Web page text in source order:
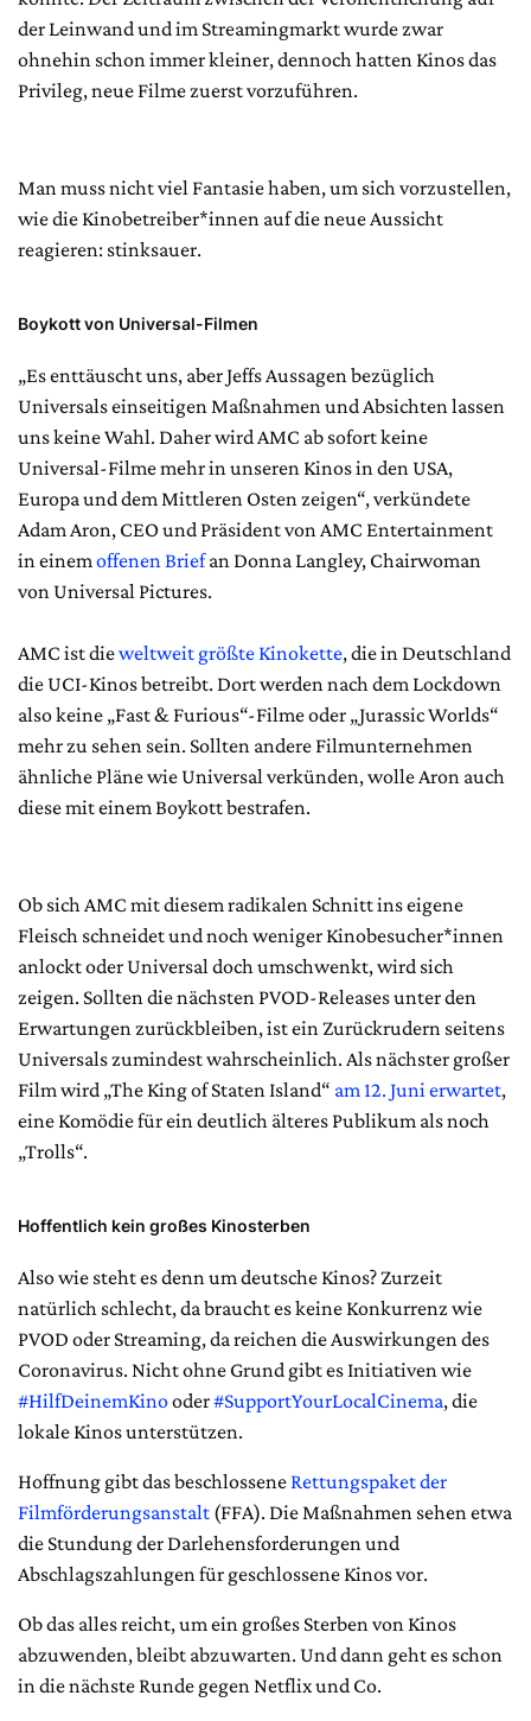
der Leinwand und im Streamingmarkt wurde zwar
ohnehin schon immer kleiner, dennoch hatten Kinos das
Privileg, neue Filme zuerst vorzuführen.
Man muss nicht viel Fantasie haben, um sich vorzustellen,
wie die Kinobetreiber*innen auf die neue Aussicht
reagieren: stinksauer.
Boykott von Universal-Filmen
„Es enttäuscht uns, aber Jeffs Aussagen bezüglich
Universals einseitigen Maßnahmen und Absichten lassen
uns keine Wahl. Daher wird AMC ab sofort keine
Universal-Filme mehr in unseren Kinos in den USA,
Europa und dem Mittleren Osten zeigen“, verkündete
Adam Aron, CEO und Präsident von AMC Entertainment
in einemoffenen Briefan Donna Langley, Chairwoman
von Universal Pictures.
AMC ist dieweltweit größte Kinokette, die in Deutschland
die UCI-Kinos betreibt. Dort werden nach dem Lockdown
also keine „Fast & Furious“-Filme oder „Jurassic Worlds“
mehr zu sehen sein. Sollten andere Filmunternehmen
ähnliche Pläne wie Universal verkünden, wolle Aron auch
diese mit einem Boykott bestrafen.
Ob sich AMC mit diesem radikalen Schnitt ins eigene
Fleisch schneidet und noch weniger Kinobesucher*innen
anlockt oder Universal doch umschwenkt, wird sich
zeigen. Sollten die nächsten PVOD-Releases unter den
Erwartungen zurückbleiben, ist ein Zurückrudern seitens
Universals zumindest wahrscheinlich. Als nächster großer
Film wird „The King of Staten Island“ am 12. Juni erwartet,
eine Komödie für ein deutlich älteres Publikum als noch
„Trolls“.
Hoffentlich kein großes Kinosterben
Also wie steht es denn um deutsche Kinos? Zurzeit
natürlich schlecht, da braucht es keine Konkurrenz wie
PVOD oder Streaming, da reichen die Auswirkungen des
Coronavirus. Nicht ohne Grund gibt es Initiativen wie
#HilfDeinemKinooder#SupportYourLocalCinema, die
lokale Kinos unterstützen.
Hoffnung gibt das beschlossene Rettungspaket der
Filmförderungsanstalt (FFA). Die Maßnahmen sehen etwa
die Stundung der Darlehensforderungen und
Abschlagszahlungen für geschlossene Kinos vor.
Ob das alles reicht, um ein großes Sterben von Kinos
abzuwenden, bleibt abzuwarten. Und dann geht es schon
in die nächste Runde gegen Netflix und Co.